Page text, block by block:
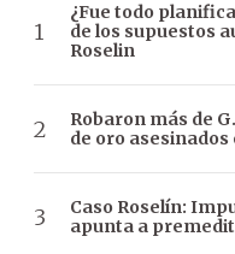
¿Fue todo
de los supuestos
Roselin
Robaron más de
de oro
Caso Roselín:
apunta a